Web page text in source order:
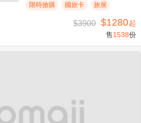
限時搶購 國旅卡 旅展
$3900 $1280起
售1538份